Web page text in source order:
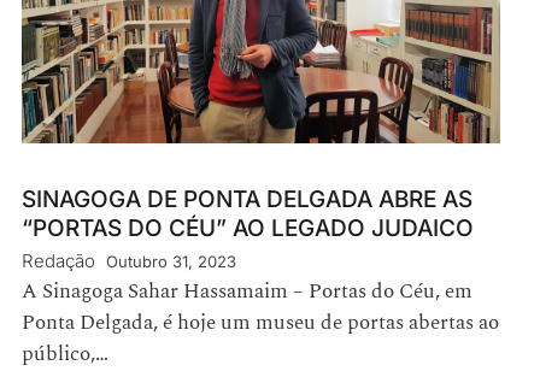
SINAGOGA DE PONTA DELGADA ABRE AS
“PORTAS DO CÉU” AO LEGADO JUDAICO
Redação Outubro 31, 2023
A Sinagoga Sahar Hassamaim – Portas do Céu, em
Ponta Delgada, é hoje um museu de portas abertas ao
público,…